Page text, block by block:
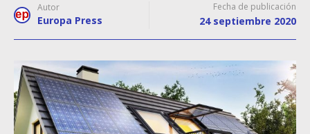
Autor
Europa Press
Fecha de publicación
24 septiembre 2020